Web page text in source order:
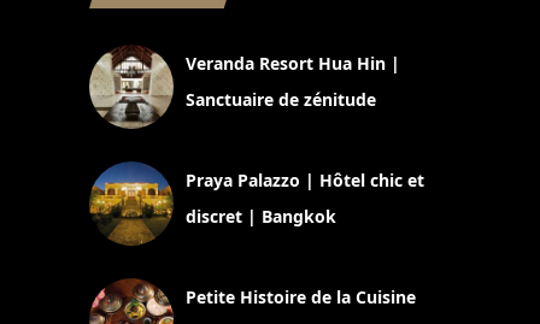
Veranda Resort Hua Hin |
Sanctuaire de zénitude
Praya Palazzo | Hôtel chic et
discret | Bangkok
Petite Histoire de la Cuisine